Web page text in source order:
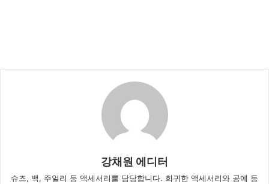
강채원 에디터
슈즈, 백, 주얼리 등 액세서리를 담당합니다. 희귀한 액세서리와 공예 등